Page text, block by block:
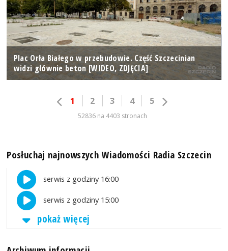
Plac Orła Białego w przebudowie. Część Szczecinian
widzi głównie beton [WIDEO, ZDJĘCIA]
1 2 3 4 5
52836 na 4403 stronach
Posłuchaj najnowszych Wiadomości Radia Szczecin
serwis z godziny 16:00
serwis z godziny 15:00
pokaż więcej